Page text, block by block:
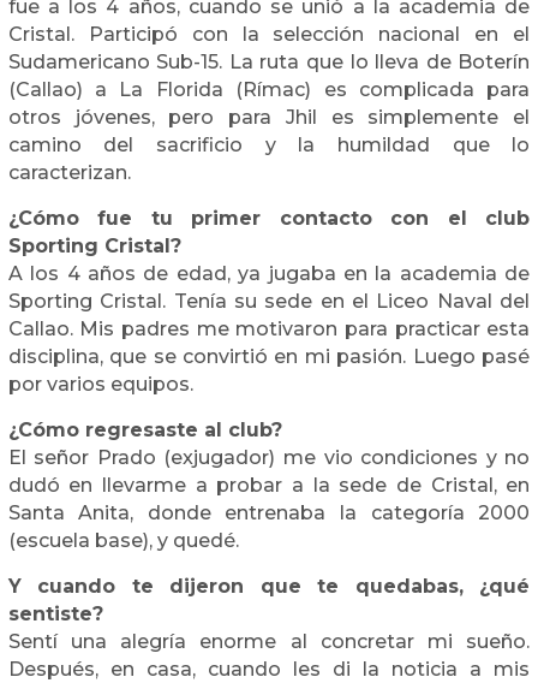
fue a los 4 años, cuando se unió a la academia de
Cristal. Participó con la selección nacional en el
Sudamericano Sub-15. La ruta que lo lleva de Boterín
(Callao) a La Florida (Rímac) es complicada para
otros jóvenes, pero para Jhil es simplemente el
camino del sacrificio y la humildad que lo
caracterizan.
¿Cómo fue tu primer contacto con el club
Sporting Cristal?
A los 4 años de edad, ya jugaba en la academia de
Sporting Cristal. Tenía su sede en el Liceo Naval del
Callao. Mis padres me motivaron para practicar esta
disciplina, que se convirtió en mi pasión. Luego pasé
por varios equipos.
¿Cómo regresaste al club?
El señor Prado (exjugador) me vio condiciones y no
dudó en llevarme a probar a la sede de Cristal, en
Santa Anita, donde entrenaba la categoría 2000
(escuela base), y quedé.
Y cuando te dijeron que te quedabas, ¿qué
sentiste?
Sentí una alegría enorme al concretar mi sueño.
Después, en casa, cuando les di la noticia a mis